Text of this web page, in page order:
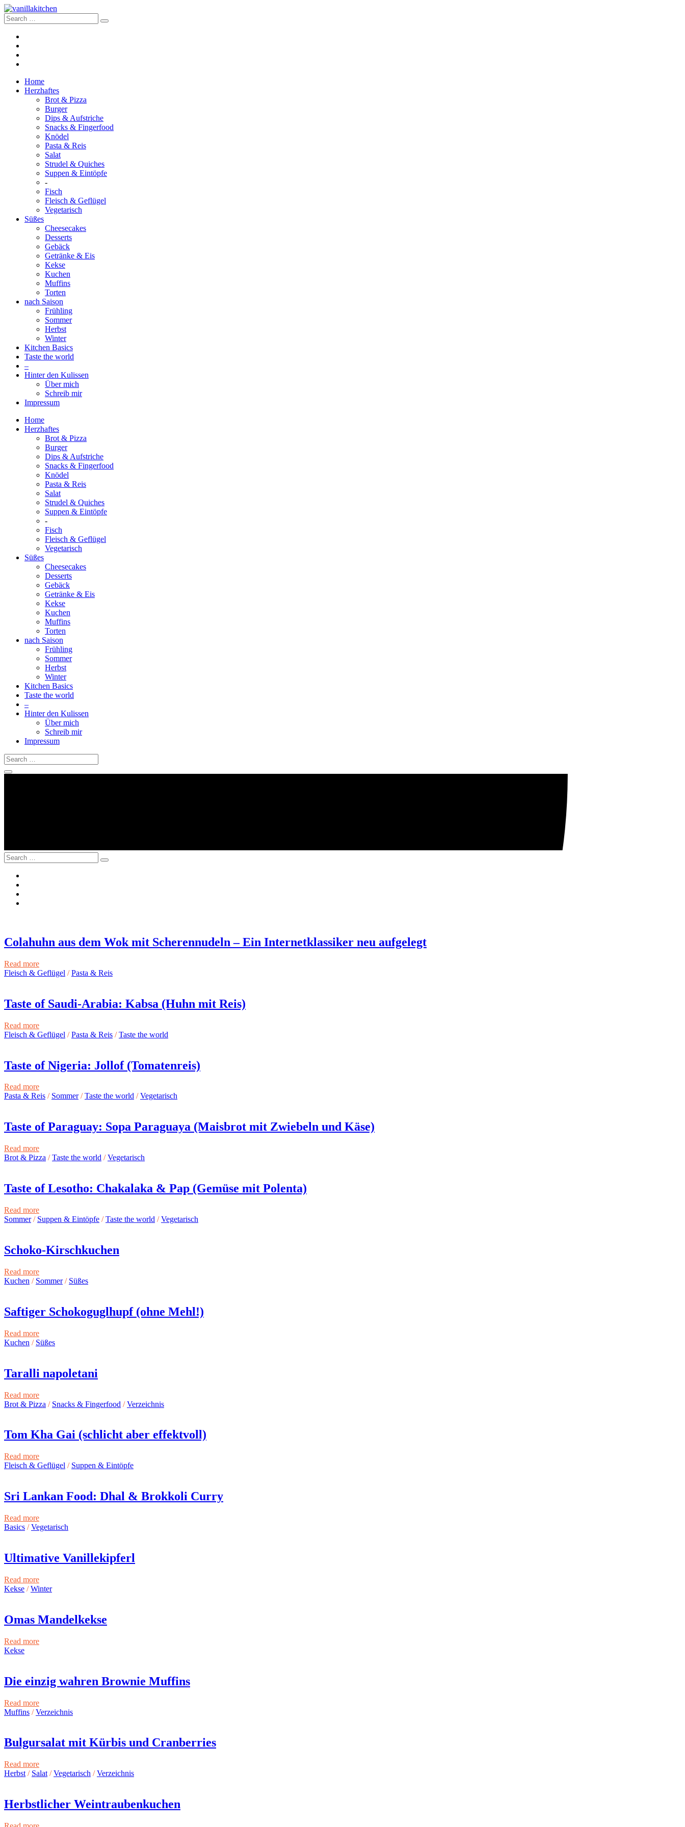
Home
Herzhaftes
Brot & Pizza
Burger
Dips & Aufstriche
Snacks & Fingerfood
Knödel
Pasta & Reis
Salat
Strudel & Quiches
Suppen & Eintöpfe
-
Fisch
Fleisch & Geflügel
Vegetarisch
Süßes
Cheesecakes
Desserts
Gebäck
Getränke & Eis
Kekse
Kuchen
Muffins
Torten
nach Saison
Frühling
Sommer
Herbst
Winter
Kitchen Basics
Taste the world
–
Hinter den Kulissen
Über mich
Schreib mir
Impressum
Home
Herzhaftes
Brot & Pizza
Burger
Dips & Aufstriche
Snacks & Fingerfood
Knödel
Pasta & Reis
Salat
Strudel & Quiches
Suppen & Eintöpfe
-
Fisch
Fleisch & Geflügel
Vegetarisch
Süßes
Cheesecakes
Desserts
Gebäck
Getränke & Eis
Kekse
Kuchen
Muffins
Torten
nach Saison
Frühling
Sommer
Herbst
Winter
Kitchen Basics
Taste the world
–
Hinter den Kulissen
Über mich
Schreib mir
Impressum
Colahuhn aus dem Wok mit Scherennudeln – Ein Internetklassiker neu aufgelegt
Read more
Fleisch & Geflügel /Pasta & Reis
Taste of Saudi-Arabia: Kabsa (Huhn mit Reis)
Read more
Fleisch & Geflügel /Pasta & Reis /Taste the world
Taste of Nigeria: Jollof (Tomatenreis)
Read more
Pasta & Reis / Sommer/Taste the world /Vegetarisch
Taste of Paraguay: Sopa Paraguaya (Maisbrot mit Zwiebeln und Käse)
Read more
Brot & Pizza /Taste the world /Vegetarisch
Taste of Lesotho: Chakalaka & Pap (Gemüse mit Polenta)
Read more
Sommer/ Suppen & Eintöpfe /Taste the world /Vegetarisch
Schoko-Kirschkuchen
Read more
Kuchen / Sommer/ Süßes
Saftiger Schokoguglhupf (ohne Mehl!)
Read more
Kuchen / Süßes
Taralli napoletani
Read more
Brot & Pizza / Snacks & Fingerfood /Verzeichnis
Tom Kha Gai (schlicht aber effektvoll)
Read more
Fleisch & Geflügel / Suppen & Eintöpfe
Sri Lankan Food: Dhal & Brokkoli Curry
Read more
Basics /Vegetarisch
Ultimative Vanillekipferl
Read more
Kekse /Winter
Omas Mandelkekse
Read more
Kekse
Die einzig wahren Brownie Muffins
Read more
Muffins /Verzeichnis
Bulgursalat mit Kürbis und Cranberries
Read more
Herbst / Salat /Vegetarisch /Verzeichnis
Herbstlicher Weintraubenkuchen